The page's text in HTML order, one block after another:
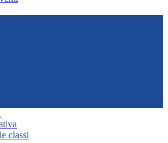
classi